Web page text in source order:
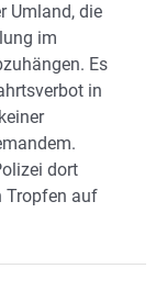
Umland, die
im
Es
in
dort
Tropfen auf